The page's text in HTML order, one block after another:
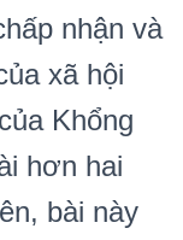
nhận và
xã hội
Khổng
hơn hai
bài này